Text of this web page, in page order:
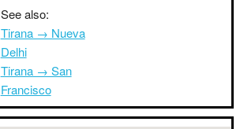
See also:
Tirana → Nueva
Delhi
Tirana → San
Francisco